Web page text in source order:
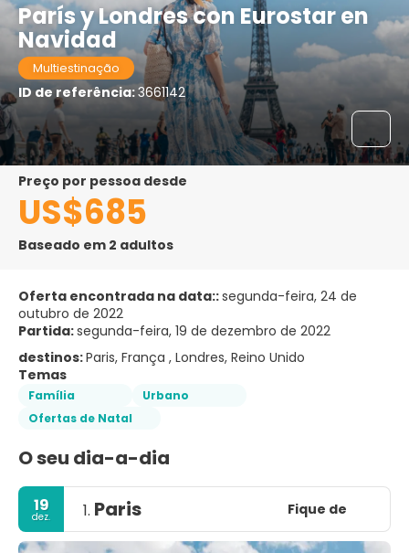
París y Londres con Eurostar en
Navidad
Multiestinação
ID de referência:3661142
preço por pessoa desde
US$685
Baseado em 2 adultos
Oferta encontrada na data::segunda-feira, 24 de
outubro de 2022
Partida:segunda-feira, 19 de dezembro de 2022
destinos:Paris, França , Londres, Reino Unido
Temas
Família
Urbano
Ofertas de Natal
O seu dia-a-dia
19
dez. 1. Paris Fique de